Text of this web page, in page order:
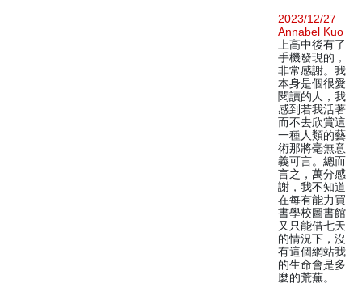
2023/12/27
Annabel Kuo
上高中後有了
手機發現的，
非常感謝。我
本身是個很愛
閱讀的人，我
感到若我活著
而不去欣賞這
一種人類的藝
術那將毫無意
義可言。總而
言之，萬分感
謝，我不知道
在每有能力買
書學校圖書館
又只能借七天
的情況下，沒
有這個網站我
的生命會是多
麼的荒蕪。